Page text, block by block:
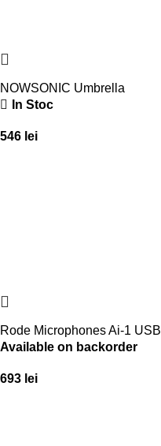
NOWSONIC Umbrella
In Stoc
546 lei
Rode Microphones Ai-1 USB
Available on backorder
693 lei